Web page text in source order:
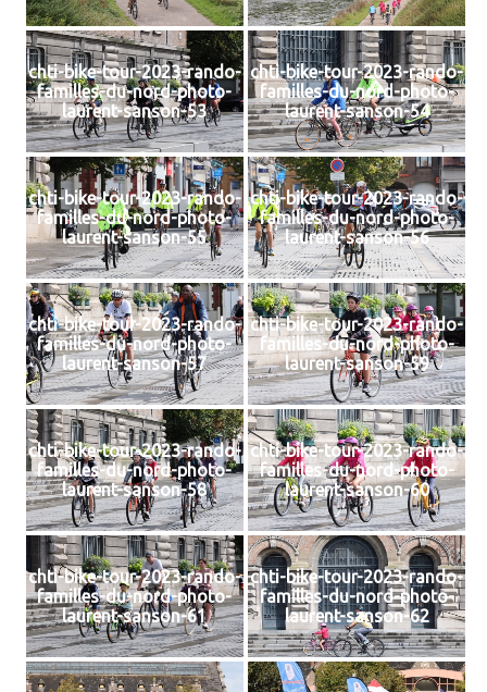
chti-bike-tour-2023-rando-
familles-du-nord-photo-
laurent-sanson-53
chti-bike-tour-2023-rando-
familles-du-nord-photo-
laurent-sanson-54
chti-bike-tour-2023-rando-
familles-du-nord-photo-
laurent-sanson-55
chti-bike-tour-2023-rando-
familles-du-nord-photo-
laurent-sanson-56
chti-bike-tour-2023-rando-
familles-du-nord-photo-
laurent-sanson-57
chti-bike-tour-2023-rando-
familles-du-nord-photo-
laurent-sanson-59
chti-bike-tour-2023-rando-
familles-du-nord-photo-
laurent-sanson-58
chti-bike-tour-2023-rando-
familles-du-nord-photo-
laurent-sanson-60
chti-bike-tour-2023-rando-
familles-du-nord-photo-
laurent-sanson-61
chti-bike-tour-2023-rando-
familles-du-nord-photo-
laurent-sanson-62